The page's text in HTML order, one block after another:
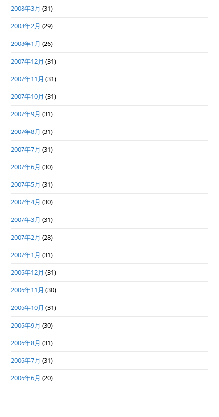
2008年3月 (31)
2008年2月 (29)
2008年1月 (26)
2007年12月 (31)
2007年11月 (31)
2007年10月 (31)
2007年9月 (31)
2007年8月 (31)
2007年7月 (31)
2007年6月 (30)
2007年5月 (31)
2007年4月 (30)
2007年3月 (31)
2007年2月 (28)
2007年1月 (31)
2006年12月 (31)
2006年11月 (30)
2006年10月 (31)
2006年9月 (30)
2006年8月 (31)
2006年7月 (31)
2006年6月 (20)